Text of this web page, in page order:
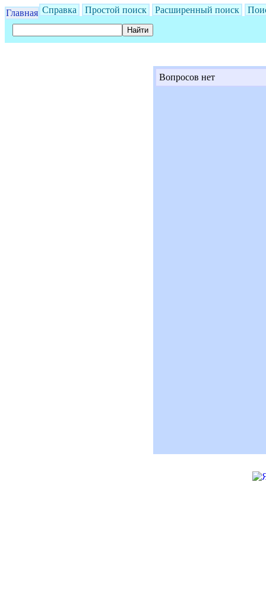
Главная Справка Простой поиск Расширенный поиск
Вопросов нет